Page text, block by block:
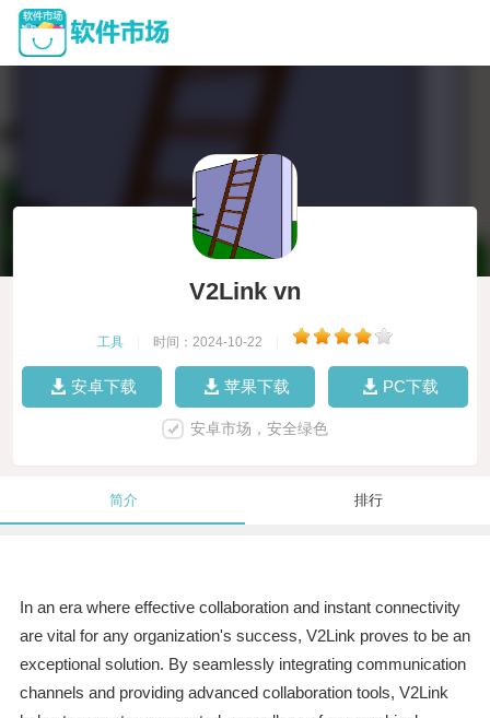
V2Link vn
工具 时间：2024-10-22
安卓下载 苹果下载 PC下载
安卓市场，安全绿色
简介 排行
In an era where effective collaboration and instant connectivity
are vital for any organization's success, V2Link proves to be an
exceptional solution. By seamlessly integrating communication
channels and providing advanced collaboration tools, V2Link